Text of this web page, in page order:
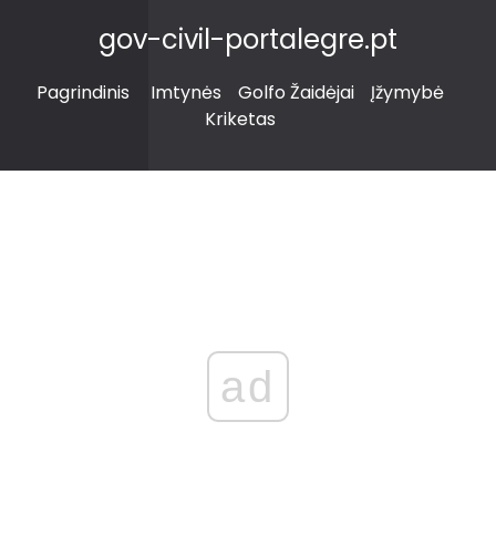
gov-civil-portalegre.pt
Pagrindinis Imtynės Golfo Žaidėjai
Įžymybė
Kriketas
ad